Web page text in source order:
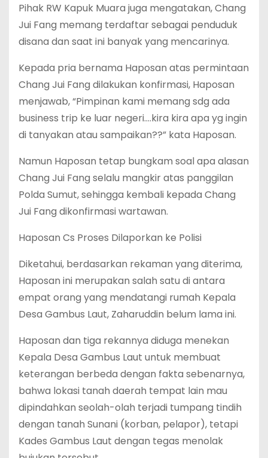
Pihak RW Kapuk Muara juga mengatakan, Chang
Jui Fang memang terdaftar sebagai penduduk
disana dan saat ini banyak yang mencarinya.
Kepada pria bernama Haposan atas permintaan
Chang Jui Fang dilakukan konfirmasi, Haposan
menjawab, “Pimpinan kami memang sdg ada
business trip ke luar negeri….kira kira apa yg ingin
di tanyakan atau sampaikan??” kata Haposan.
Namun Haposan tetap bungkam soal apa alasan
Chang Jui Fang selalu mangkir atas panggilan
Polda Sumut, sehingga kembali kepada Chang
Jui Fang dikonfirmasi wartawan.
Haposan Cs Proses Dilaporkan ke Polisi
Diketahui, berdasarkan rekaman yang diterima,
Haposan ini merupakan salah satu di antara
empat orang yang mendatangi rumah Kepala
Desa Gambus Laut, Zaharuddin belum lama ini.
Haposan dan tiga rekannya diduga menekan
Kepala Desa Gambus Laut untuk membuat
keterangan berbeda dengan fakta sebenarnya,
bahwa lokasi tanah daerah tempat lain mau
dipindahkan seolah-olah terjadi tumpang tindih
dengan tanah Sunani (korban, pelapor), tetapi
Kades Gambus Laut dengan tegas menolak